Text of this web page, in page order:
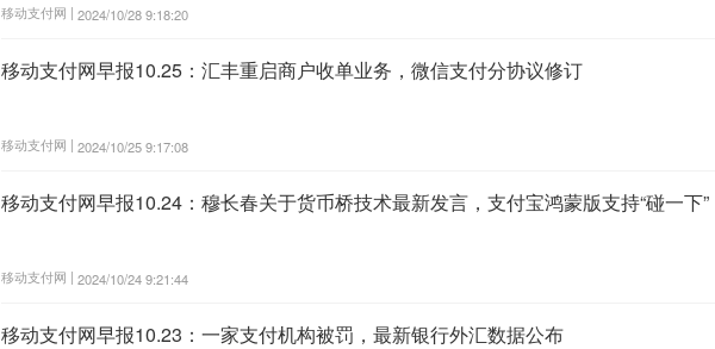
移动支付网 | 2024/10/28 9:18:20
移动支付网早报10.25：汇丰重启商户收单业务，微信支付分协议修订
移动支付网 | 2024/10/25 9:17:08
移动支付网早报10.24：穆长春关于货币桥技术最新发言，支付宝鸿蒙版支持“碰一下”
移动支付网 | 2024/10/24 9:21:44
移动支付网早报10.23：一家支付机构被罚，最新银行外汇数据公布